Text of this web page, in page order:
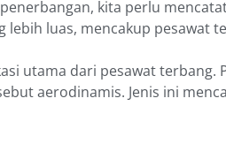
kita perlu
lebih luas, mencakup pesawat
utama dari pesawat terbang.
aerodinamis. Jenis ini